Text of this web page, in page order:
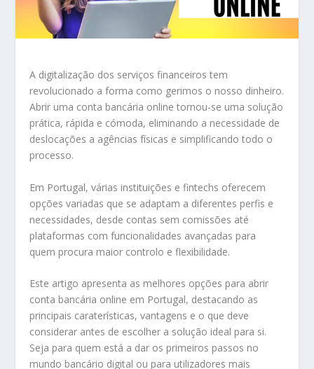
A digitalização dos serviços financeiros tem
revolucionado a forma como gerimos o nosso dinheiro.
Abrir uma conta bancária online tornou-se uma solução
prática, rápida e cómoda, eliminando a necessidade de
deslocações a agências físicas e simplificando todo o
processo.
Em Portugal, várias instituições e fintechs oferecem
opções variadas que se adaptam a diferentes perfis e
necessidades, desde contas sem comissões até
plataformas com funcionalidades avançadas para
quem procura maior controlo e flexibilidade.
Este artigo apresenta as melhores opções para abrir
conta bancária online em Portugal, destacando as
principais caraterísticas, vantagens e o que deve
considerar antes de escolher a solução ideal para si.
Seja para quem está a dar os primeiros passos no
mundo bancário digital ou para utilizadores mais